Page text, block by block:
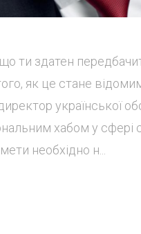
ти здатен
як це стане
української
хабом у сфері
необхідно н...